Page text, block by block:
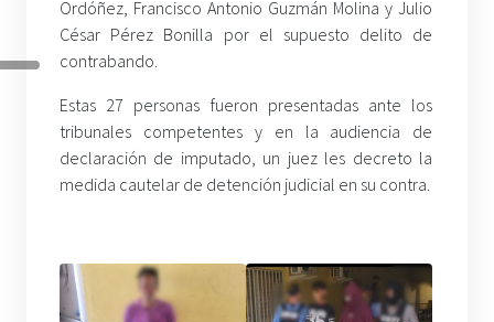
Ordóñez, Francisco Antonio Guzmán Molina y Julio
César Pérez Bonilla por el supuesto delito de
contrabando.
Estas 27 personas fueron presentadas ante los
tribunales competentes y en la audiencia de
declaración de imputado, un juez les decreto la
medida cautelar de detención judicial en su contra.